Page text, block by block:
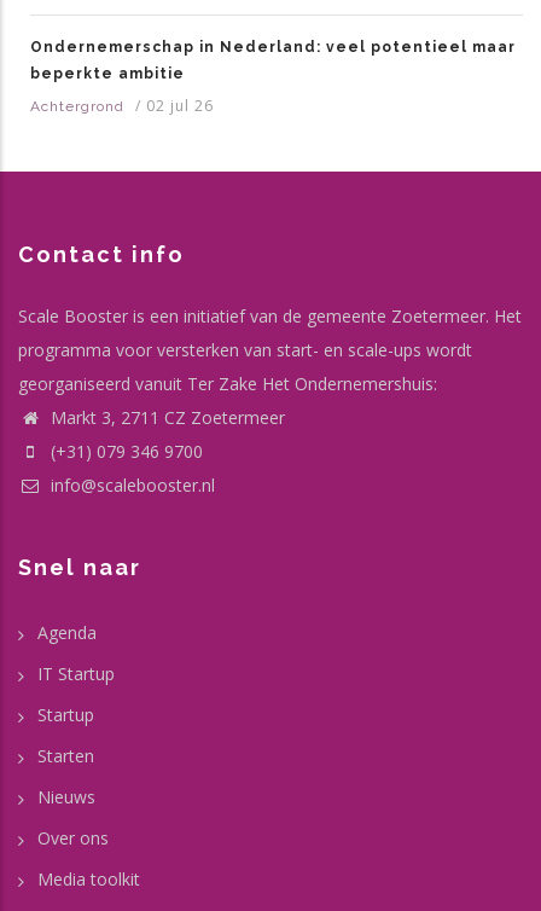
Ondernemerschap in Nederland: veel potentieel maar
beperkte ambitie
Achtergrond
/ 02 jul 26
Contact info
Scale Booster is een initiatief van de gemeente Zoetermeer. Het
programma voor versterken van start- en scale-ups wordt
georganiseerd vanuit Ter Zake Het Ondernemershuis:
Markt 3, 2711 CZ Zoetermeer
(+31) 079 346 9700
info@scalebooster.nl
Snel naar
Agenda
IT Startup
Startup
Starten
Nieuws
Over ons
Media toolkit